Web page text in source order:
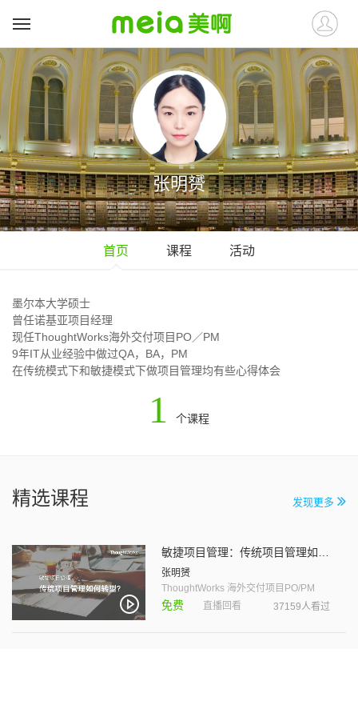
张明赟
首页 课程 活动
墨尔本大学硕士
曾任诺基亚项目经理
现任ThoughtWorks海外交付项目PO／PM
9年IT从业经验中做过QA，BA，PM
在传统模式下和敏捷模式下做项目管理均有些心得体会
1 个课程
精选课程 发现更多
张明赟
ThoughtWorks 海外交付项目PO/PM
免费 直播回看 37159人看过